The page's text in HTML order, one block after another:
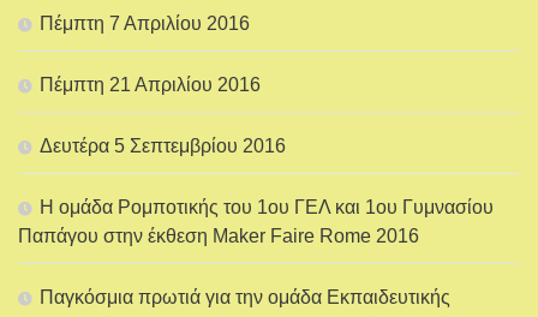
Πέμπτη 7 Απριλίου 2016
Πέμπτη 21 Απριλίου 2016
Δευτέρα 5 Σεπτεμβρίου 2016
Η ομάδα Ρομποτικής του 1ου ΓΕΛ και 1ου Γυμνασίου
Παπάγου στην έκθεση Maker Faire Rome 2016
Παγκόσμια πρωτιά για την ομάδα Εκπαιδευτικής